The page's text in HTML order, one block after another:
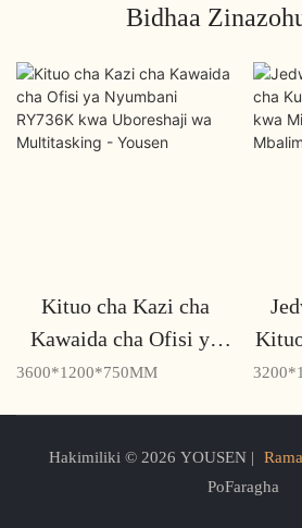
Bidhaa
Kituo cha Kazi cha
Kawaida cha Ofisi ya
Nyumbani RY736K kwa
3600*1200*750MM
Hakimiliki © 2026 YOUSEN |
PoFaragha